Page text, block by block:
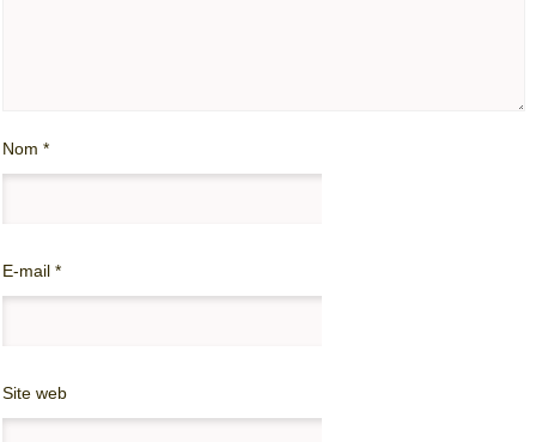
Nom*
E-mail*
Site web